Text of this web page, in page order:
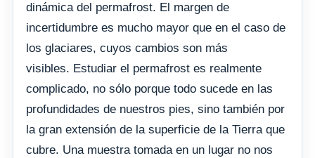
dinámica del permafrost. El margen de
incertidumbre es mucho mayor que en el caso de
los glaciares, cuyos cambios son más
visibles. Estudiar el permafrost es realmente
complicado, no sólo porque todo sucede en las
profundidades de nuestros pies, sino también por
la gran extensión de la superficie de la Tierra que
cubre. Una muestra tomada en un lugar no nos